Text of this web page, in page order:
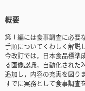
概要
第Ⅰ編には食事調査に必要
手順についてくわしく解説
今改訂では，日本食品標準
る画像認識，自動化された
追加し，内容の充実を図り
すでに実務として食事調査